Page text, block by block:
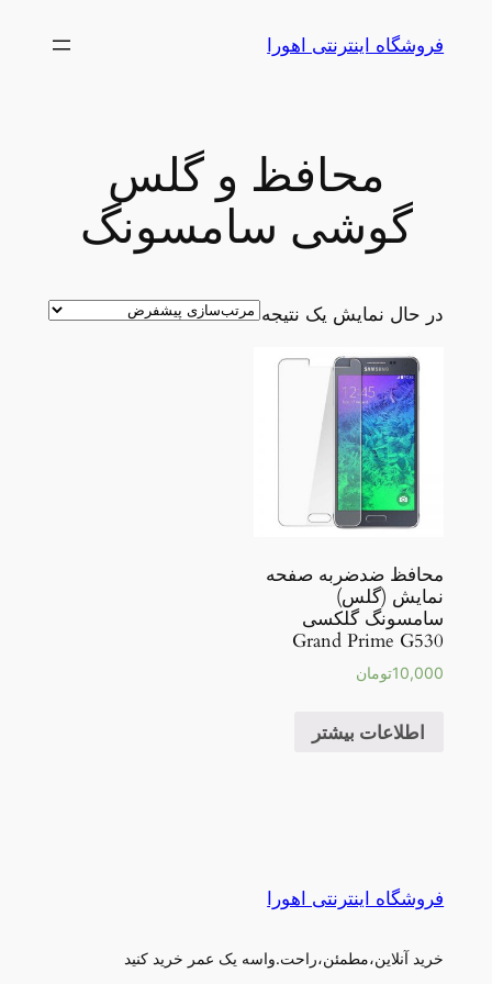
فروشگاه اینترنتی اهورا
محافظ و گلس
گوشی سامسونگ
در حال نمایش یک نتیجه
محافظ ضدضربه صفحه
نمایش (گلس)
سامسونگ گلکسی
Grand Prime G530
10,000تومان
اطلاعات بیشتر
فروشگاه اینترنتی اهورا
خرید آنلاین،مطمئن،راحت.واسه یک عمر خرید کنید